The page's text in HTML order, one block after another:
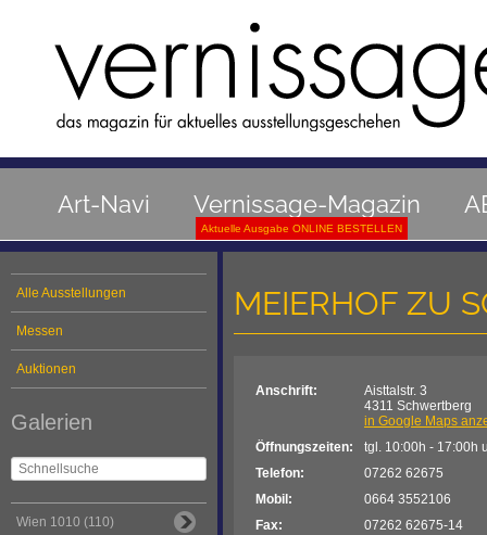
Art-Navi Vernissage-Magazin
Aktuelle Ausgabe ONLINE BESTELLEN
Alle Ausstellungen
Messen
Auktionen
Galerien
Wien 1010 (110)
MEIERHOF ZU
Anschrift:
Aisttalstr. 3
4311 Schwertberg
in Google Maps
Öffnungszeiten:
tgl. 10:00h - 17:00h
Telefon:
07262 62675
Mobil:
0664 3552106
Fax:
07262 62675-14